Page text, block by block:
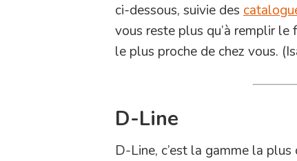
ci-dessous, suivie des
vous reste plus qu’à remplir le
le plus proche de chez vous.
D-Line
D-Line, c’est la gamme la